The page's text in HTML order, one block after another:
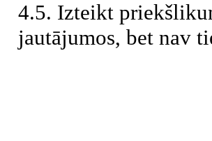
4.5. Izteikt
jautājumos, bet nav